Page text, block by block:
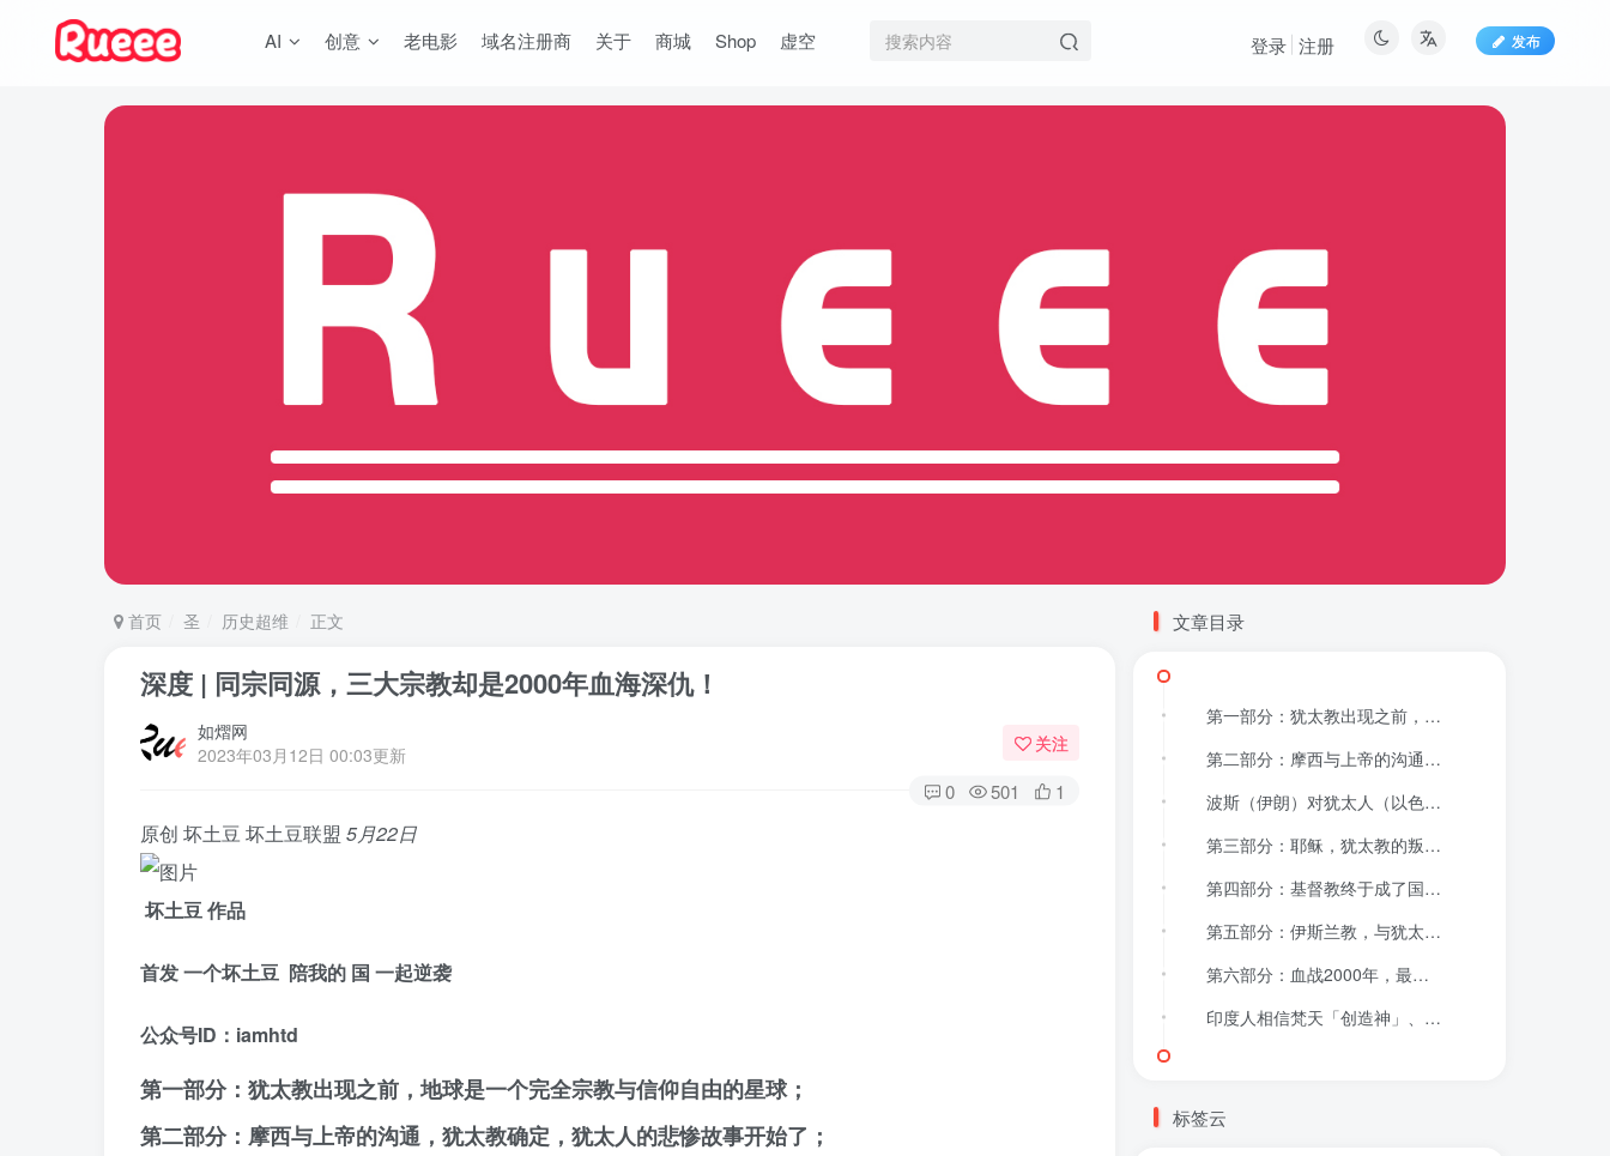
AI 创意 老电影 域名注册商 关于 商城 Shop 虚空 发布
登录 注册
首页 圣 历史超维 正文
深度 | 同宗同源，三大宗教却是2000年血海深仇！
如熠网
2023年03月12日 00:03更新
关注
0 501 1
原创 坏土豆 坏土豆联盟 5月22日
坏土豆 作品
首发 一个坏土豆 陪我的 国 一起逆袭
公众号ID：iamhtd
第一部分：犹太教出现之前，地球是一个完全宗教与信仰自由的星球；
第二部分：摩西与上帝的沟通，犹太教确定，犹太人的悲惨故事开始了；
文章目录
第一部分：犹太教出现之前，地球是一个完全宗教与信仰自由的星球；
第二部分：摩西与上帝的沟通，犹太教确定，犹太人的悲惨故事开始了；
波斯（伊朗）对犹太人（以色列）恩重如山！
第三部分：耶稣，犹太教的叛徒！
第四部分：基督教终于成了国教，开始把犹太人往死里整。
第五部分：伊斯兰教，与犹太教同宗同源，一个祖先，都是亚伯拉罕的后人……
第六部分：血战2000年，最后鹿死谁手？
印度人相信梵天「创造神」、湿婆「破坏之神」、毗湿奴「变化之神」…..
标签云